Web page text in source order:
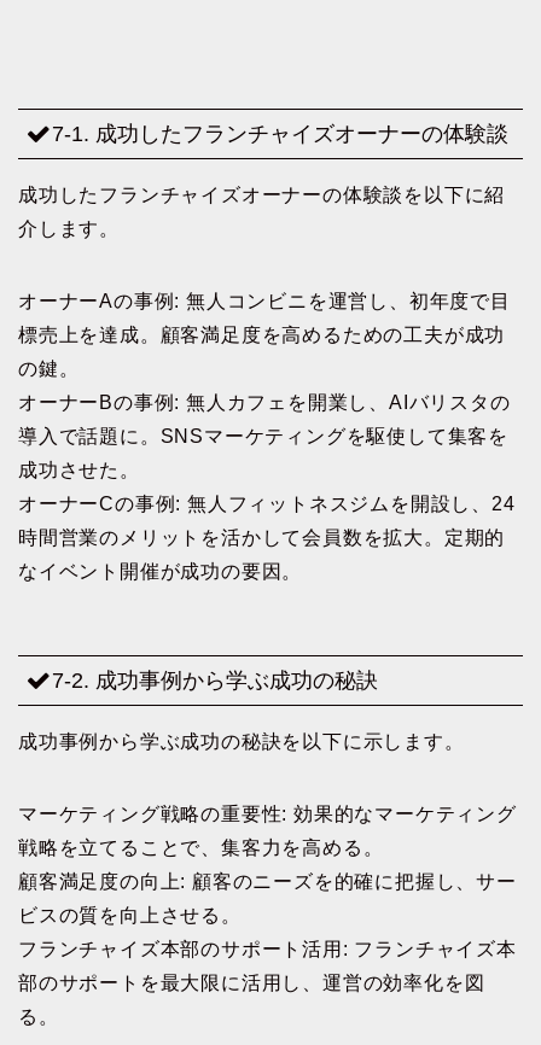
7-1. 成功したフランチャイズオーナーの体験談
成功したフランチャイズオーナーの体験談を以下に紹
介します。
オーナーAの事例: 無人コンビニを運営し、初年度で目
標売上を達成。顧客満足度を高めるための工夫が成功
の鍵。
オーナーBの事例: 無人カフェを開業し、AIバリスタの
導入で話題に。SNSマーケティングを駆使して集客を
成功させた。
オーナーCの事例: 無人フィットネスジムを開設し、24
時間営業のメリットを活かして会員数を拡大。定期的
なイベント開催が成功の要因。
7-2. 成功事例から学ぶ成功の秘訣
成功事例から学ぶ成功の秘訣を以下に示します。
マーケティング戦略の重要性: 効果的なマーケティング
戦略を立てることで、集客力を高める。
顧客満足度の向上: 顧客のニーズを的確に把握し、サー
ビスの質を向上させる。
フランチャイズ本部のサポート活用: フランチャイズ本
部のサポートを最大限に活用し、運営の効率化を図
る。